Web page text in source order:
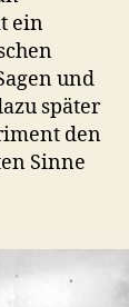
ein
und
später
den
Sinne